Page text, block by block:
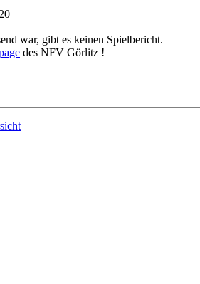
war, gibt es keinen Spielbericht.
des NFV Görlitz !